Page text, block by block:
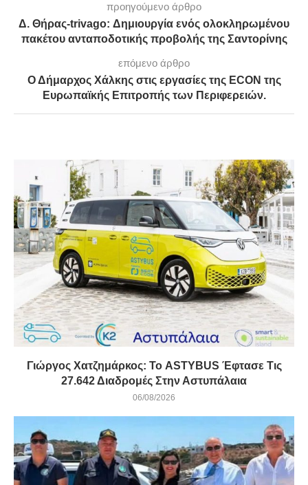
προηγούμενο άρθρο
Δ. Θήρας-trivago: Δημιουργία ενός ολοκληρωμένου
πακέτου ανταποδοτικής προβολής της Σαντορίνης
επόμενο άρθρο
Ο Δήμαρχος Χάλκης στις εργασίες της ECON της
Ευρωπαϊκής Επιτροπής των Περιφερειών.
Γιώργος Χατζημάρκος: Το ASTYBUS Έφτασε Τις
27.642 Διαδρομές Στην Αστυπάλαια
06/08/2026